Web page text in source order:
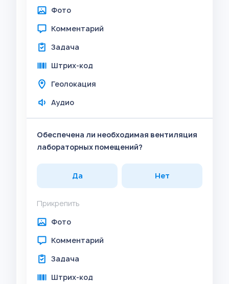
Фото
Комментарий
Задача
Штрих-код
Геолокация
Аудио
Обеспечена ли необходимая вентиляция
лабораторных помещений?
Да Нет
Прикрепить
Фото
Комментарий
Задача
Штрих-код